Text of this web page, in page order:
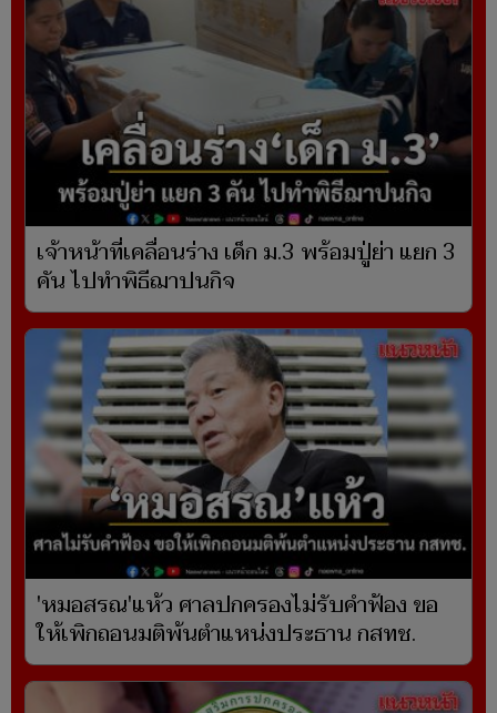
เจ้าหน้าที่เคลื่อนร่าง เด็ก ม.3 พร้อมปู่ย่า แยก 3
คัน ไปทำพิธีฌาปนกิจ
'หมอสรณ'แห้ว ศาลปกครองไม่รับคำฟ้อง ขอ
ให้เพิกถอนมติพ้นตำแหน่งประธาน กสทช.